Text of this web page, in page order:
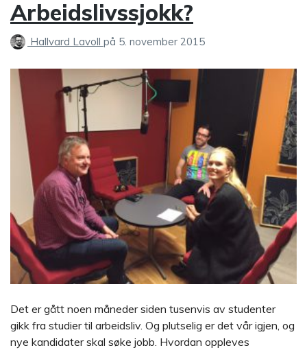
Arbeidslivssjokk?
Hallvard Lavoll på 5. november 2015
Det er gått noen måneder siden tusenvis av studenter
gikk fra studier til arbeidsliv. Og plutselig er det vår igjen, og
nye kandidater skal søke jobb. Hvordan oppleves